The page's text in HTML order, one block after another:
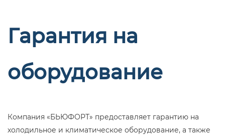
Гарантия на
оборудование
Компания «БЬЮФОРТ» предоставляет гарантию на
холодильное и климатическое оборудование, а также